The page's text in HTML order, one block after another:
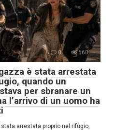
0 660
è stata arrestata
quando un
per sbranare un
l’arrivo di un uomo ha
arrestata proprio nel rifugio,